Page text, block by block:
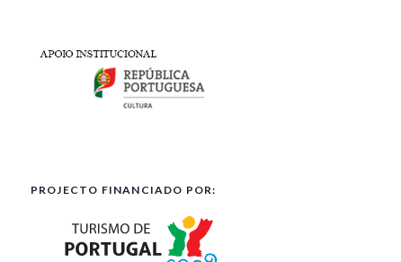
PROJECTO FINANCIADO POR: